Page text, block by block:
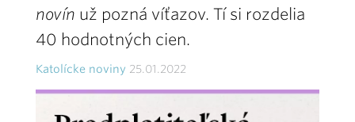
novín už pozná víťazov. Tí si rozdelia
40 hodnotných cien.
Katolícke noviny 25.01.2022